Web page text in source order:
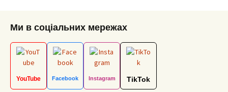
Ми в соціальних мережах
YouTube Facebook Instagram TikTok